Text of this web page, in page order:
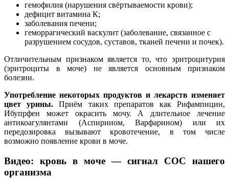
гемофилия (нарушения свёртываемости крови);
дефицит витамина К;
заболевания печени;
геморрагический васкулит (заболевание, связанное с
разрушением сосудов, суставов, тканей печени и почек).
Отличительным признаком является то, что эритроцитурия
(эритроциты в моче) не является основным признаком
болезни.
Употребление некоторых продуктов и лекарств изменяет
цвет урины. Приём таких препаратов как Рифампицин,
Ибупрфен может окрасить мочу. А длительное лечение
антикоагулянтами (Аспирином, Варфарином) или их
передозировка вызывают кровотечение, в том числе
возможно появление крови в моче.
Видео: кровь в моче — сигнал СОС нашего
организма